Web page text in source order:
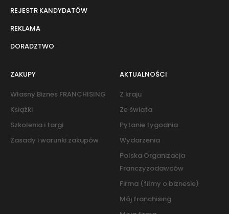
REJESTR KANDYDATÓW
REKLAMA
DORADZTWO
ZAKUPY
Własny Biznes FRANCHISING
Książki
Szkolenia i targi
Zasady i warunki zakupów
AKTUALNOŚCI
Z kraju
Ze świata
Pytanie tygodnia
Wydarzenia
Polska Organizacja
Franczyzodawców
Firma (filmy o biznesie)
Mój franchising